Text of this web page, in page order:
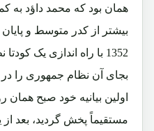
همان بود که محمد داؤد به
1352 با راه اندازی یک
بجای آن نظام جمهوری را در
اولین بیانیه خود صبح همان
مستقیماً پخش گردید، بعد